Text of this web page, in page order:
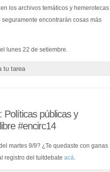
en los archivos temáticos y hemerotecas
encontrarán cosas más
lunes 22 de setiembre.
tu tarea
Políticas públicas y
#encirc14
martes 9/9? ¿Te quedaste con ganas
registro del tuitdebate acá.